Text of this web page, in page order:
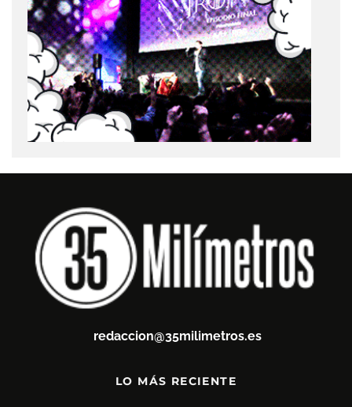
redaccion@35milimetros.es
LO MÁS RECIENTE